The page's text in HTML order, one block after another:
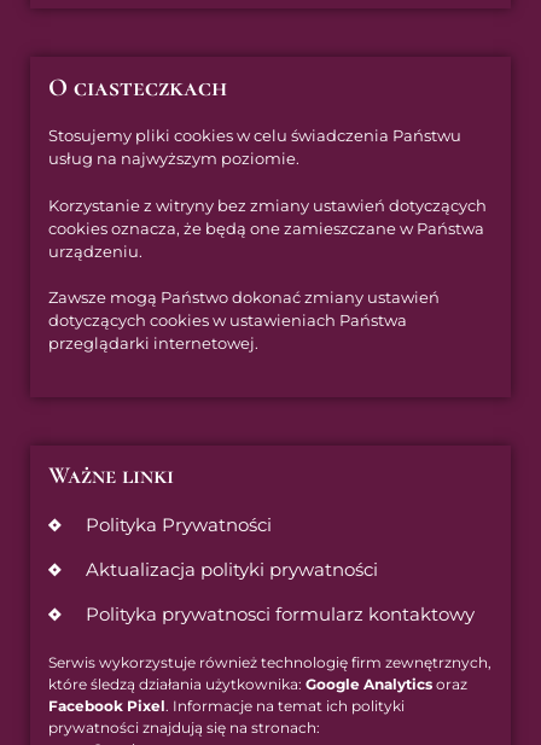
O ciasteczkach
Stosujemy pliki cookies w celu świadczenia Państwu
usług na najwyższym poziomie.
Korzystanie z witryny bez zmiany ustawień dotyczących
cookies oznacza, że będą one zamieszczane w Państwa
urządzeniu.
Zawsze mogą Państwo dokonać zmiany ustawień
dotyczących cookies w ustawieniach Państwa
przeglądarki internetowej.
Ważne linki
Polityka Prywatności
Aktualizacja polityki prywatności
Polityka prywatnosci formularz kontaktowy
Serwis wykorzystuje również technologię firm zewnętrznych,
które śledzą działania użytkownika: Google Analytics oraz
Facebook Pixel. Informacje na temat ich polityki
prywatności znajdują się na stronach: